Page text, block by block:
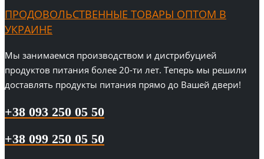
ПРОДОВОЛЬСТВЕННЫЕ ТОВАРЫ ОПТОМ В
УКРАИНЕ
Мы занимаемся производством и дистрибуцией
продуктов питания более 20-ти лет. Теперь мы решили
доставлять продукты питания прямо до Вашей двери!
+38 093 250 05 50
+38 099 250 05 50